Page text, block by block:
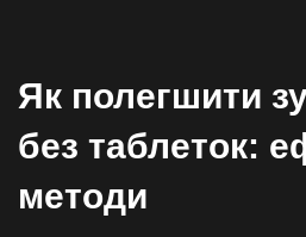
Як полегшити
без таблеток:
методи